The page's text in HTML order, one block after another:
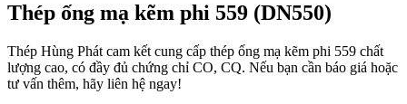
Thép ống mạ kẽm phi 559 (DN550)
Thép Hùng Phát cam kết cung cấp thép ống mạ kẽm phi 559 chất
lượng cao, có đầy đủ chứng chỉ CO, CQ. Nếu bạn cần báo giá hoặc
tư vấn thêm, hãy liên hệ ngay!